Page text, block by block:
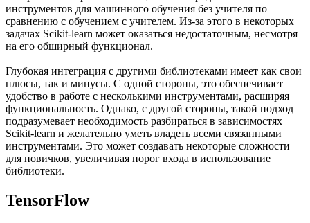
инструментов для машинного обучения без учителя по
сравнению с обучением с учителем. Из-за этого в некоторых
задачах Scikit-learn может оказаться недостаточным, несмотря
на его обширный функционал.
Глубокая интеграция с другими библиотеками имеет как свои
плюсы, так и минусы. С одной стороны, это обеспечивает
удобство в работе с несколькими инструментами, расширяя
функциональность. Однако, с другой стороны, такой подход
подразумевает необходимость разбираться в зависимостях
Scikit-learn и желательно уметь владеть всеми связанными
инструментами. Это может создавать некоторые сложности
для новичков, увеличивая порог входа в использование
библиотеки.
TensorFlow